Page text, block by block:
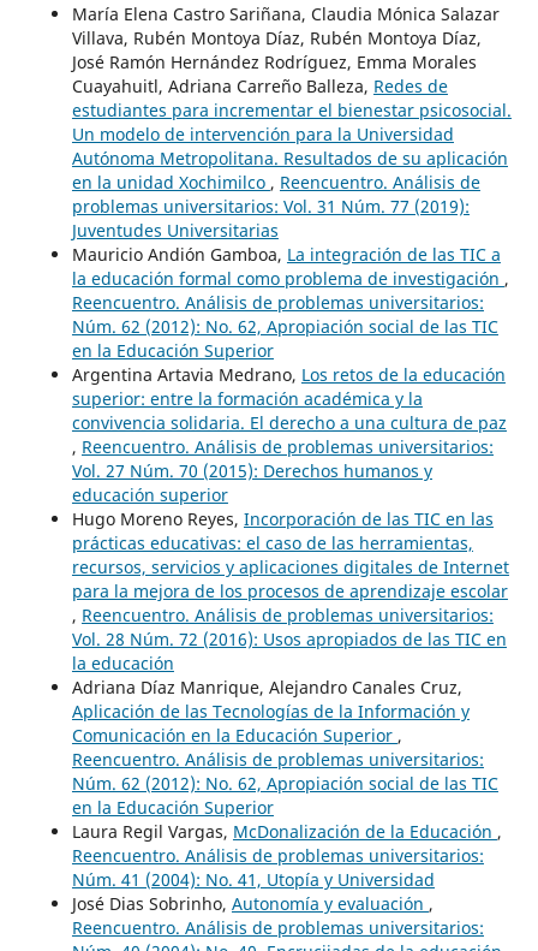
María Elena Castro Sariñana, Claudia Mónica Salazar
Villava, Rubén Montoya Díaz, Rubén Montoya Díaz,
José Ramón Hernández Rodríguez, Emma Morales
Cuayahuitl, Adriana Carreño Balleza, Redes de
estudiantes para incrementar el bienestar psicosocial.
Un modelo de intervención para la Universidad
Autónoma Metropolitana. Resultados de su aplicación
en la unidad Xochimilco , Reencuentro. Análisis de
problemas universitarios: Vol. 31 Núm. 77 (2019):
Juventudes Universitarias
Mauricio Andión Gamboa, La integración de las TIC a
la educación formal como problema de investigación ,
Reencuentro. Análisis de problemas universitarios:
Núm. 62 (2012): No. 62, Apropiación social de las TIC
en la Educación Superior
Argentina Artavia Medrano, Los retos de la educación
superior: entre la formación académica y la
convivencia solidaria. El derecho a una cultura de paz
, Reencuentro. Análisis de problemas universitarios:
Vol. 27 Núm. 70 (2015): Derechos humanos y
educación superior
Hugo Moreno Reyes, Incorporación de las TIC en las
prácticas educativas: el caso de las herramientas,
recursos, servicios y aplicaciones digitales de Internet
para la mejora de los procesos de aprendizaje escolar
, Reencuentro. Análisis de problemas universitarios:
Vol. 28 Núm. 72 (2016): Usos apropiados de las TIC en
la educación
Adriana Díaz Manrique, Alejandro Canales Cruz,
Aplicación de las Tecnologías de la Información y
Comunicación en la Educación Superior ,
Reencuentro. Análisis de problemas universitarios:
Núm. 62 (2012): No. 62, Apropiación social de las TIC
en la Educación Superior
Laura Regil Vargas, McDonalización de la Educación ,
Reencuentro. Análisis de problemas universitarios:
Núm. 41 (2004): No. 41, Utopía y Universidad
José Dias Sobrinho, Autonomía y evaluación ,
Reencuentro. Análisis de problemas universitarios: